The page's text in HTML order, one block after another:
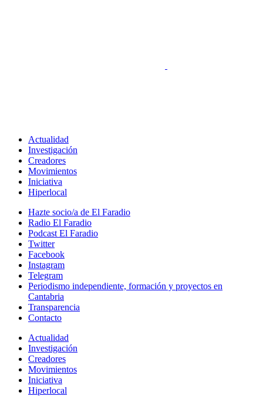
Actualidad
Investigación
Creadores
Movimientos
Iniciativa
Hiperlocal
Hazte socio/a de El Faradio
Radio El Faradio
Podcast El Faradio
Twitter
Facebook
Instagram
Telegram
Periodismo independiente, formación y proyectos en
Cantabria
Transparencia
Contacto
Actualidad
Investigación
Creadores
Movimientos
Iniciativa
Hiperlocal